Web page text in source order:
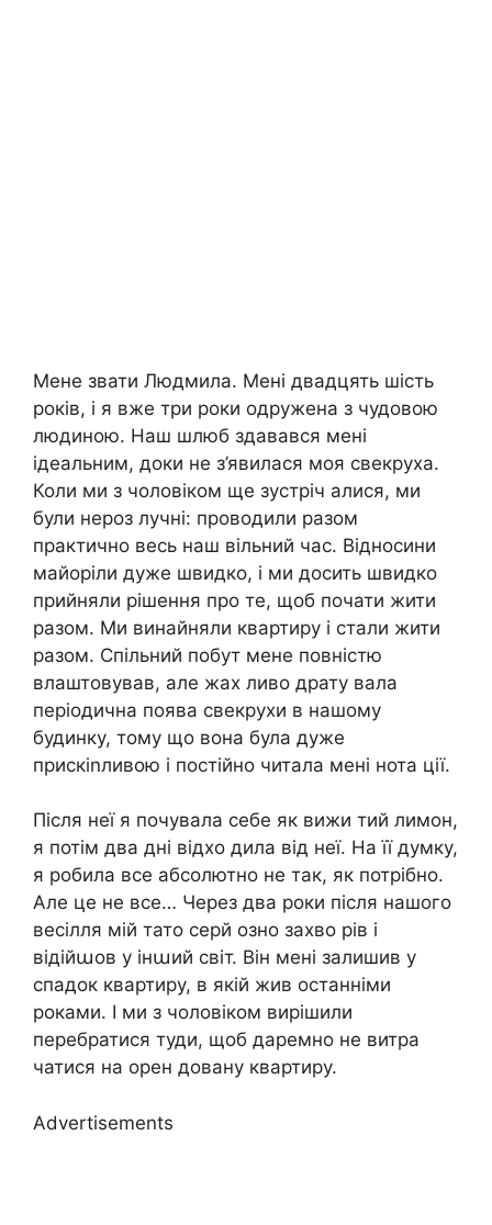
Мене звати Людмила. Мені двадцять шість
років, і я вже три роки одружена з чудовою
людиною. Наш шлюб здавався мені
ідеальним, доки не з’явилася моя свекруха.
Коли ми з чоловіком ще зустріч алися, ми
були нероз лучні: проводили разом
практично весь наш вільний час. Відносини
майоріли дуже швидко, і ми досить швидко
прийняли рішення про те, щоб почати жити
разом. Ми винайняли квартиру і стали жити
разом. Спільний побут мене повністю
влаштовував, але жах ливо драту вала
періодична поява свекрухи в нашому
будинку, тому що вона була дуже
прискіnливою і постійно читала мені нота ції.
Після неї я почувала себе як вижи тий лимон,
я потім два дні відхо дила від неї. На її думку,
я робила все абсолютно не так, як потрібно.
Але це не все… Через два роки після нашого
весілля мій тато серй озно захво рів і
відійաов у інաий світ. Він мені залишив у
спадок квартиру, в якій жив останніми
роками. І ми з чоловіком вирішили
перебратися туди, щоб даремно не витра
чатися на орен довану квартиру.
Advertisements